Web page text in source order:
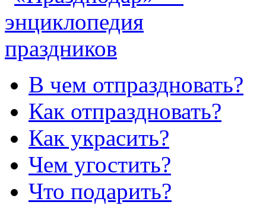
В чем отпраздновать?
Как отпраздновать?
Как украсить?
Чем угостить?
Что подарить?